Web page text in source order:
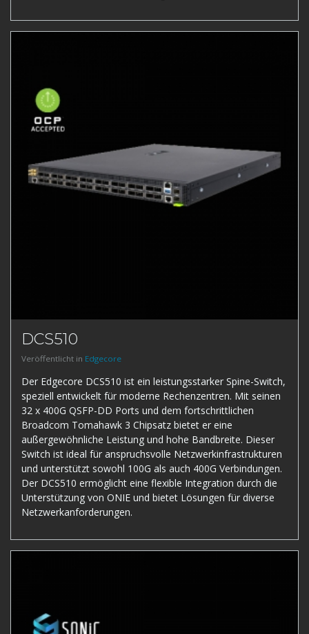
DCS510
Veröffentlicht in Edgecore
Der Edgecore DCS510 ist ein leistungsstarker Spine-Switch,
speziell entwickelt für moderne Rechenzentren. Mit seinen
32 x 400G QSFP-DD Ports und dem fortschrittlichen
Broadcom Tomahawk 3 Chipsatz bietet er eine
außergewöhnliche Leistung und hohe Bandbreite. Dieser
Switch ist ideal für anspruchsvolle Netzwerkinfrastrukturen
und unterstützt sowohl 100G als auch 400G Verbindungen.
Der DCS510 ermöglicht eine flexible Integration durch die
Unterstützung von ONIE und bietet Lösungen für diverse
Netzwerkanforderungen.